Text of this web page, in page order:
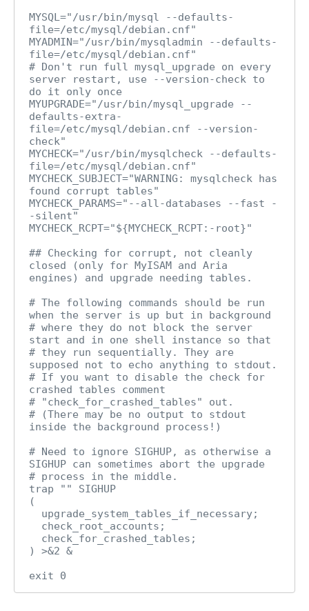
MYSQL="/usr/bin/mysql --defaults-
file=/etc/mysql/debian.cnf"
MYADMIN="/usr/bin/mysqladmin --defaults-
file=/etc/mysql/debian.cnf"
# Don't run full mysql_upgrade on every
server restart, use --version-check to
do it only once
MYUPGRADE="/usr/bin/mysql_upgrade --
defaults-extra-
file=/etc/mysql/debian.cnf --version-
check"
MYCHECK="/usr/bin/mysqlcheck --defaults-
file=/etc/mysql/debian.cnf"
MYCHECK_SUBJECT="WARNING: mysqlcheck has
found corrupt tables"
MYCHECK_PARAMS="--all-databases --fast -
-silent"
MYCHECK_RCPT="${MYCHECK_RCPT:-root}"
## Checking for corrupt, not cleanly
closed (only for MyISAM and Aria
engines) and upgrade needing tables.
# The following commands should be run
when the server is up but in background
# where they do not block the server
start and in one shell instance so that
# they run sequentially. They are
supposed not to echo anything to stdout.
# If you want to disable the check for
crashed tables comment
# "check_for_crashed_tables" out.
# (There may be no output to stdout
inside the background process!)
# Need to ignore SIGHUP, as otherwise a
SIGHUP can sometimes abort the upgrade
# process in the middle.
trap "" SIGHUP
(
) >&2 &
exit 0